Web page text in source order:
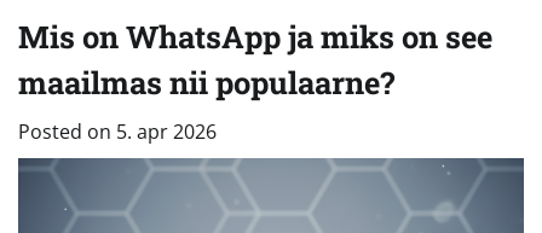
Mis on WhatsApp ja miks on see
maailmas nii populaarne?
Posted on 5. apr 2026